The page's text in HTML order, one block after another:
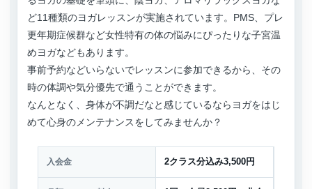
ど11種類のヨガレッスンが実施されています。PMS、プレ
更年期症候群など女性特有の体の悩みにぴったりな子宮温
めヨガなどもあります。
事前予約などいらないでレッスンに参加できるから、その
時の体調や気分優先で通うことができます。
なんとなく、身体が不調だなと感じているならヨガをはじ
めて心身のメンテナンスをしてみませんか？
入会金 2クラス分込み3,500円